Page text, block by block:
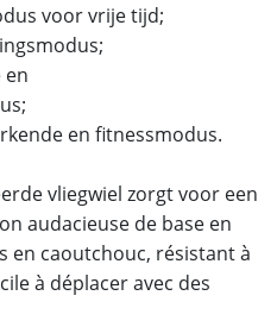
voor vrije tijd;
en
en fitnessmodus.
vliegwiel zorgt voor een
audacieuse de base en
en caoutchouc, résistant à
à déplacer avec des